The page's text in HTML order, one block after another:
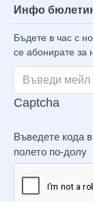
Инфо
Бъдете в час с
се абонирате за
Captcha
Въведете кода в
полето по-долу